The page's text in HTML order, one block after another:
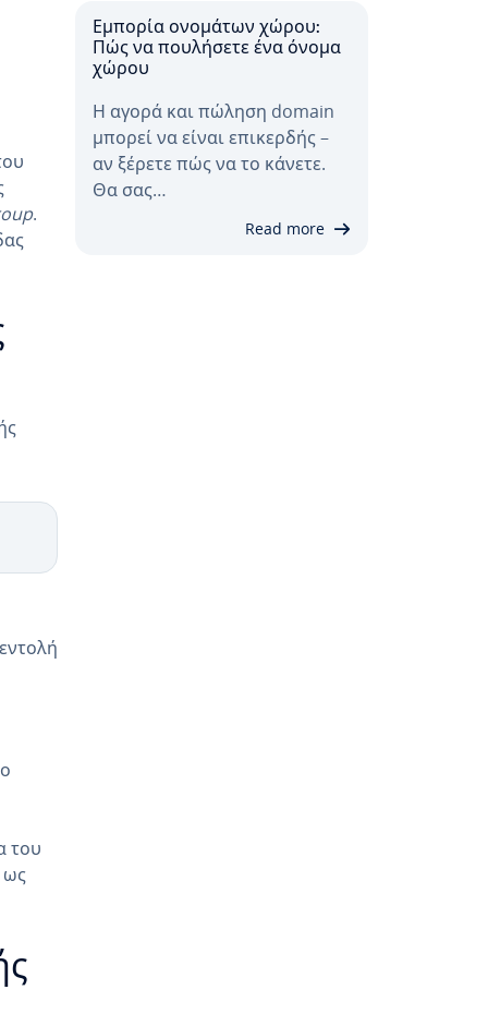
.
του
ως
Εμπορία ονομάτων χώρου:
Πώς να πουλήσετε ένα όνομα
χώρου
Η αγορά και πώληση domain
μπορεί να είναι επικερδής –
αν ξέρετε πώς να το κάνετε.
Θα σας…
Read more